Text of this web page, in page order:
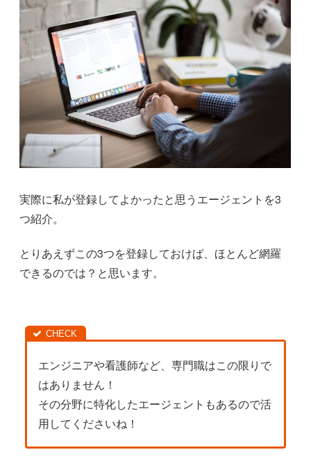
実際に私が登録してよかったと思うエージェントを3
つ紹介。
とりあえずこの3つを登録しておけば、ほとんど網羅
できるのでは？と思います。
エンジニアや看護師など、専門職はこの限りで
はありません！
その分野に特化したエージェントもあるので活
用してくださいね！